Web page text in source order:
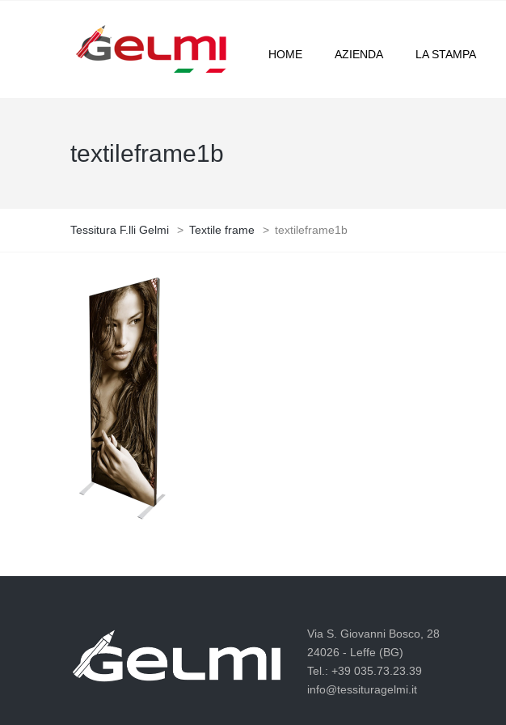
HOME AZIENDA LA STAMPA
textileframe1b
Tessitura F.lli Gelmi > Textile frame > textileframe1b
Via S. Giovanni Bosco, 28
24026 - Leffe (BG)
Tel.: +39 035.73.23.39
info@tessituragelmi.it